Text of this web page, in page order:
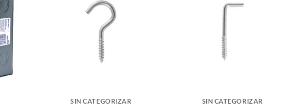
SIN CATEGORIZAR SIN CATEGORIZAR